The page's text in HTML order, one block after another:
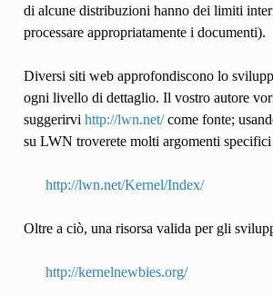
di alcune distribuzioni hanno dei limiti
processare appropriatamente i documenti).
Diversi siti web approfondiscono lo
ogni livello di dettaglio. Il vostro autore
suggerirvi http://lwn.net/come fonte;
su LWN troverete molti argomenti
http://lwn.net/Kernel/Index/
Oltre a ciò, una risorsa valida per gli
http://kernelnewbies.org/